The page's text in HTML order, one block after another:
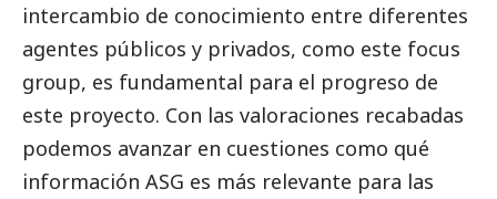
intercambio de conocimiento entre diferentes
agentes públicos y privados, como este focus
group, es fundamental para el progreso de
este proyecto. Con las valoraciones recabadas
podemos avanzar en cuestiones como qué
información ASG es más relevante para las